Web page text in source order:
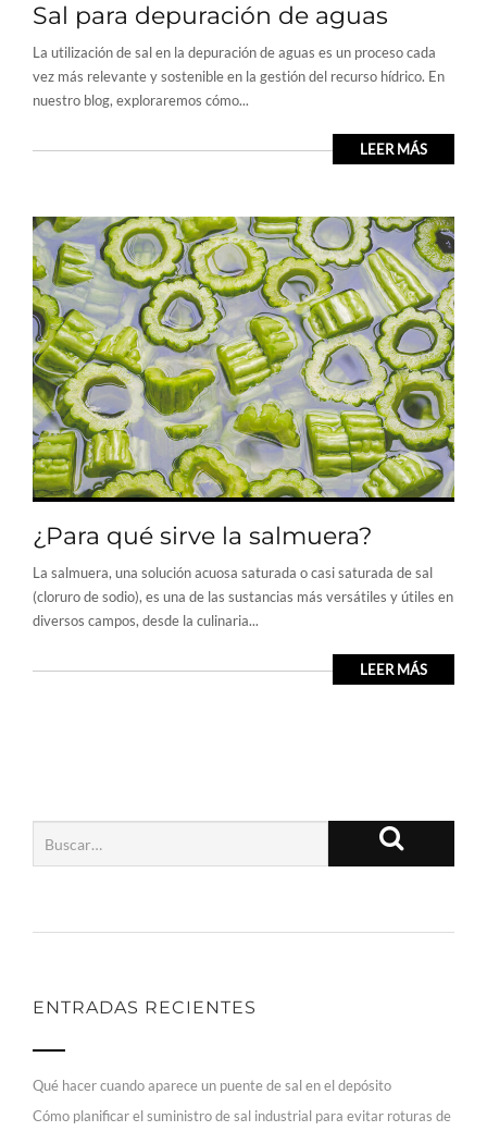
Sal para depuración de aguas
La utilización de sal en la depuración de aguas es un proceso cada
vez más relevante y sostenible en la gestión del recurso hídrico. En
nuestro blog, exploraremos cómo...
LEER MÁS
¿Para qué sirve la salmuera?
La salmuera, una solución acuosa saturada o casi saturada de sal
(cloruro de sodio), es una de las sustancias más versátiles y útiles en
diversos campos, desde la culinaria...
LEER MÁS
ENTRADAS RECIENTES
Qué hacer cuando aparece un puente de sal en el depósito
Cómo planificar el suministro de sal industrial para evitar roturas de